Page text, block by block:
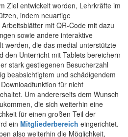
Ziel entwickelt worden, Lehrkräfte im
indem neuartige
mit QR-Code mit dazu
sowie andere interaktive
werden, die das medial unterstützte
den Unterricht mit Tablets bereichern
stark gestiegenen Besucherzahl
beabsichtigtem und schädigendem
für nicht
Um andererseits dem Wunsch
die sich weiterhin eine
für einen großen Teil der
ein Mitgliederbereich eingerichtet.
also weiterhin die Möglichkeit,